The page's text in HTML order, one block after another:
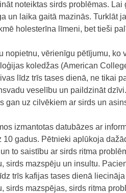
noteiktas sirds problēmas.
un laika gaitā mazinās. Turklāt
holesterīna līmeni, bet tieši
nopietnu, vērienīgu pētījumu, ko
koledžas (American
līdz trīs tases dienā, ne tikai
veselību un paildzināt
gan uz cilvēkiem ar sirds un
izmantotas datubāzes ar
10 gadus. Pētnieki aplūkoja
to saistību ar sirds ritma
sirds mazspēju un insultu.
trīs kafijas tases dienā
sirds mazspējas, sirds ritma